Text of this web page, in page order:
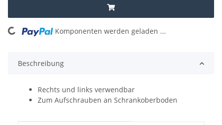
Loading... Komponenten werden geladen ...
Beschreibung
Rechts und links verwendbar
Zum Aufschrauben an Schrankoberboden